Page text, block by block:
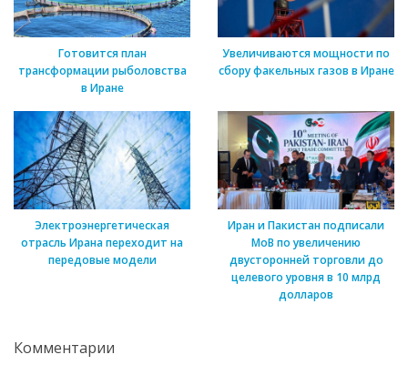
Готовится план
трансформации рыболовства
в Иране
Увеличиваются мощности по
сбору факельных газов в Иране
Электроэнергетическая
отрасль Ирана переходит на
передовые модели
Иран и Пакистан подписали
МоВ по увеличению
двусторонней торговли до
целевого уровня в 10 млрд
долларов
Комментарии